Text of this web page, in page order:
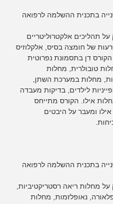
בתכנית ההשלמה לרפואה
על תהליכים אלקטרוליטריים
של חומצה בסיס, אלקלוזיס
הקורס דן בתסמונת נפרוטית
טובולרית, מחלות
מחלות במערכת השתן,
לילדים, בדיקות מעבדה
אילו. הקורס מתייחס
ומעבר על היבטים
בתכנית ההשלמה לרפואה
על מחלות ריאה רסטריקטיביות,
נאופלזמות, מחלות